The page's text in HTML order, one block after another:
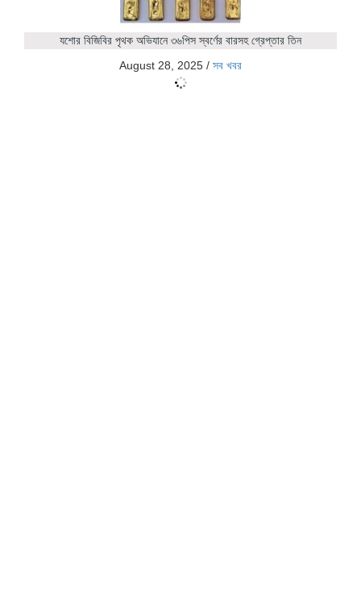
যশোর বিজিবির পৃথক অভিযানে ৩৬পিস স্বর্ণের বারসহ গ্রেপ্তার তিন
August 28, 2025 / সব খবর